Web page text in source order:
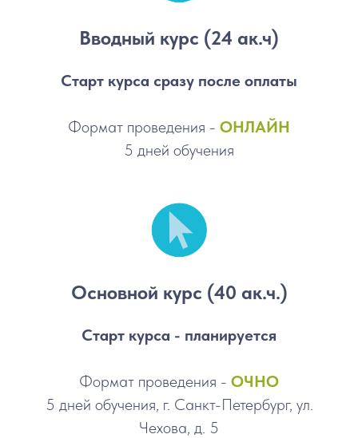
Вводный курс (24 ак.ч)
Старт курса сразу после оплаты
Формат проведения - ОНЛАЙН
5 дней обучения
Основной курс (40 ак.ч.)
Старт курса - планируется
Формат проведения - ОЧНО
5 дней обучения, г. Санкт-Петербург, ул.
Чехова, д. 5